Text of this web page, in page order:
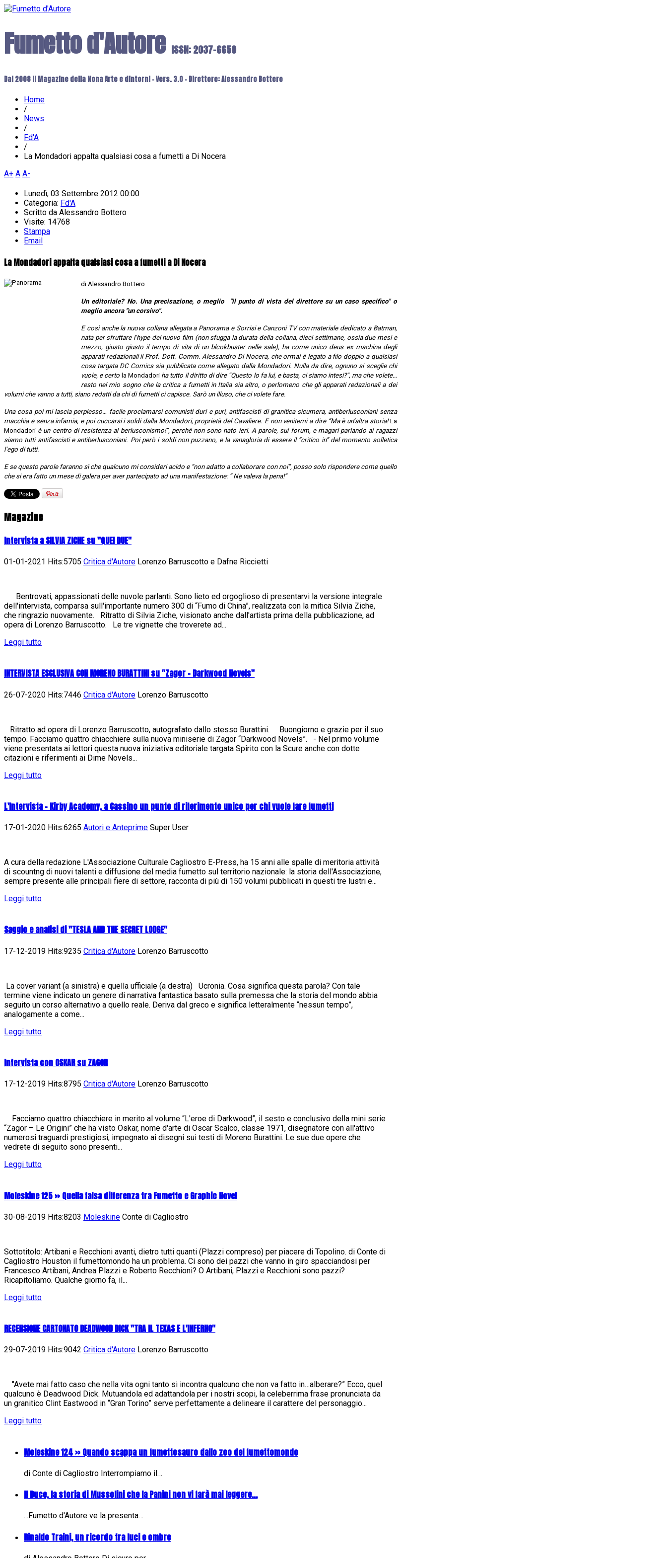
Fumetto d'Autore ISSN: 2037-6650
Dal 2008 il Magazine della Nona Arte e dintorni - Vers. 3.0 - Direttore: Alessandro Bottero
Home
/
News
/
Fd'A
/
La Mondadori appalta qualsiasi cosa a fumetti a Di Nocera
A+ A A-
Lunedì, 03 Settembre 2012 00:00
Categoria: Fd'A
Scritto da Alessandro Bottero
Visite: 14768
Stampa
Email
La Mondadori appalta qualsiasi cosa a fumetti a Di Nocera
di Alessandro Bottero
Un editoriale? No. Una precisazione, o meglio "il punto di vista del direttore su un caso specifico" o
meglio ancora "un corsivo".
E così anche la nuova collana allegata a Panorama e Sorrisi e Canzoni TV con materiale dedicato a Batman,
nata per sfruttare l’hype del nuovo film (non sfugga la durata della collana, dieci settimane, ossia due mesi e
mezzo, giusto giusto il tempo di vita di un blcokbuster nelle sale), ha come unico deus ex machina degli
apparati redazionali il Prof. Dott. Comm. Alessandro Di Nocera, che ormai è legato a filo doppio a qualsiasi
cosa targata DC Comics sia pubblicata come allegato dalla Mondadori. Nulla da dire, ognuno si sceglie chi
vuole, e certo la Mondadori ha tutto il diritto di dire “Questo lo fa lui, e basta, ci siamo intesi?”, ma che volete…
resto nel mio sogno che la critica a fumetti in Italia sia altro, o perlomeno che gli apparati redazionali a dei
volumi che vanno a tutti, siano redatti da chi di fumetti ci capisce. Sarò un illuso, che ci volete fare.
Una cosa poi mi lascia perplesso… facile proclamarsi comunisti duri e puri, antifascisti di granitica sicumera, antiberlusconiani senza
macchia e senza infamia, e poi cuccarsi i soldi dalla Mondadori, proprietà del Cavaliere. E non venitemi a dire “Ma è un’altra storia!La
Mondadori è un centro di resistenza al berlusconismo!”, perché non sono nato ieri. A parole, sui forum, e magari parlando ai ragazzi
siamo tutti antifascisti e antiberlusconiani. Poi però i soldi non puzzano, e la vanagloria di essere il “critico in” del momento solletica
l’ego di tutti.
E se questo parole faranno sì che qualcuno mi consideri acido e “non adatto a collaborare con noi”, posso solo rispondere come quello
che si era fatto un mese di galera per aver partecipato ad una manifestazione: “ Ne valeva la pena!”
Magazine
Intervista a SILVIA ZICHE su "QUEI DUE"
01-01-2021 Hits:5705 Critica d'Autore Lorenzo Barruscotto e Dafne Riccietti
Bentrovati, appassionati delle nuvole parlanti. Sono lieto ed orgoglioso di presentarvi la versione integrale
dell'intervista, comparsa sull'importante numero 300 di “Fumo di China”, realizzata con la mitica Silvia Ziche,
che ringrazio nuovamente. Ritratto di Silvia Ziche, visionato anche dall'artista prima della pubblicazione, ad
opera di Lorenzo Barruscotto. Le tre vignette che troverete ad...
Leggi tutto
INTERVISTA ESCLUSIVA CON MORENO BURATTINI su "Zagor - Darkwood Novels"
26-07-2020 Hits:7446 Critica d'Autore Lorenzo Barruscotto
Ritratto ad opera di Lorenzo Barruscotto, autografato dallo stesso Burattini. Buongiorno e grazie per il suo
tempo. Facciamo quattro chiacchiere sulla nuova miniserie di Zagor “Darkwood Novels”. - Nel primo volume
viene presentata ai lettori questa nuova iniziativa editoriale targata Spirito con la Scure anche con dotte
citazioni e riferimenti ai Dime Novels...
Leggi tutto
L'Intervista - Kirby Academy, a Cassino un punto di riferimento unico per chi vuole fare fumetti
17-01-2020 Hits:6265 Autori e Anteprime Super User
A cura della redazione L'Associazione Culturale Cagliostro E-Press, ha 15 anni alle spalle di meritoria attività
di scountng di nuovi talenti e diffusione del media fumetto sul territorio nazionale: la storia dell'Associazione,
sempre presente alle principali fiere di settore, racconta di più di 150 volumi pubblicati in questi tre lustri e...
Leggi tutto
Saggio e analisi di "TESLA AND THE SECRET LODGE"
17-12-2019 Hits:9235 Critica d'Autore Lorenzo Barruscotto
La cover variant (a sinistra) e quella ufficiale (a destra) Ucronia. Cosa significa questa parola? Con tale
termine viene indicato un genere di narrativa fantastica basato sulla premessa che la storia del mondo abbia
seguito un corso alternativo a quello reale. Deriva dal greco e significa letteralmente “nessun tempo”,
analogamente a come...
Leggi tutto
Intervista con OSKAR su ZAGOR
17-12-2019 Hits:8795 Critica d'Autore Lorenzo Barruscotto
Facciamo quattro chiacchiere in merito al volume “L'eroe di Darkwood”, il sesto e conclusivo della mini serie
“Zagor – Le Origini” che ha visto Oskar, nome d'arte di Oscar Scalco, classe 1971, disegnatore con all'attivo
numerosi traguardi prestigiosi, impegnato ai disegni sui testi di Moreno Burattini. Le sue due opere che
vedrete di seguito sono presenti...
Leggi tutto
Moleskine 125 » Quella falsa differenza tra Fumetto e Graphic Novel
30-08-2019 Hits:8203 Moleskine Conte di Cagliostro
Sottotitolo: Artibani e Recchioni avanti, dietro tutti quanti (Plazzi compreso) per piacere di Topolino. di Conte di
Cagliostro Houston il fumettomondo ha un problema. Ci sono dei pazzi che vanno in giro spacciandosi per
Francesco Artibani, Andrea Plazzi e Roberto Recchioni? O Artibani, Plazzi e Recchioni sono pazzi?
Ricapitoliamo. Qualche giorno fa, il...
Leggi tutto
RECENSIONE CARTONATO DEADWOOD DICK "TRA IL TEXAS E L'INFERNO"
29-07-2019 Hits:9042 Critica d'Autore Lorenzo Barruscotto
"Avete mai fatto caso che nella vita ogni tanto si incontra qualcuno che non va fatto in…alberare?” Ecco, quel
qualcuno è Deadwood Dick. Mutuandola ed adattandola per i nostri scopi, la celeberrima frase pronunciata da
un granitico Clint Eastwood in “Gran Torino” serve perfettamente a delineare il carattere del personaggio...
Leggi tutto
Moleskine 124 » Quando scappa un fumettosauro dallo zoo del fumettomondo
di Conte di Cagliostro Interrompiamo il…
Il Duce, la storia di Mussolini che la Panini non vi farà mai leggere...
...Fumetto d'Autore ve la presenta…
Rinaldo Traini, un ricordo tra luci e ombre